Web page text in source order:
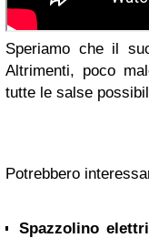
Speriamo che il
Altrimenti, poco
tutte le salse
Potrebbero
Spazzolino